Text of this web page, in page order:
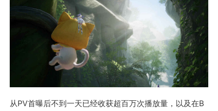
从PV首曝后不到一天已经收获超百万次播放量，以及在B